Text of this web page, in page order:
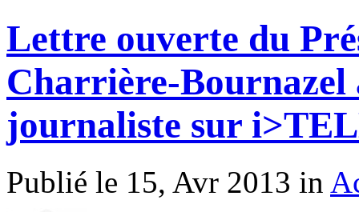
Lettre ouverte du
Charrière-Bournazel
journaliste sur
Publié le 15, Avr 2013 in